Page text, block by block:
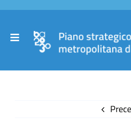
Salta
contenuto
Toggle